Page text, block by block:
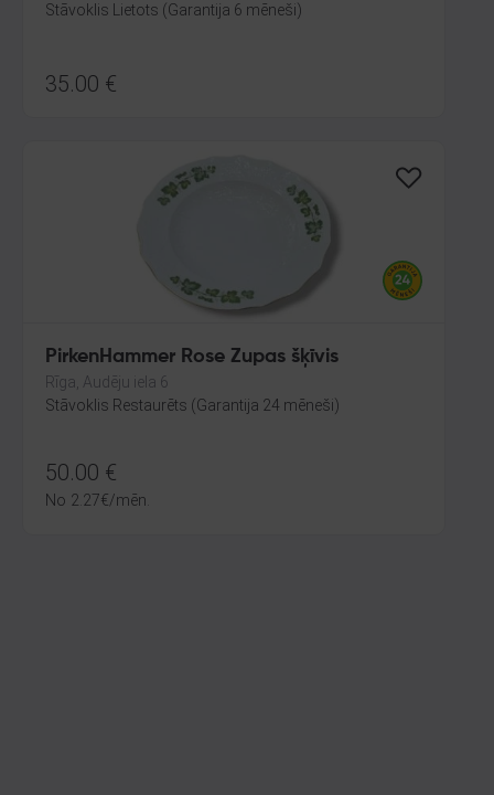
Stāvoklis Lietots (Garantija 6 mēneši)
35.00 €
PirkenHammer Rose Zupas šķīvis
Rīga, Audēju iela 6
Stāvoklis Restaurēts (Garantija 24 mēneši)
50.00 €
No 2.27€/mēn.